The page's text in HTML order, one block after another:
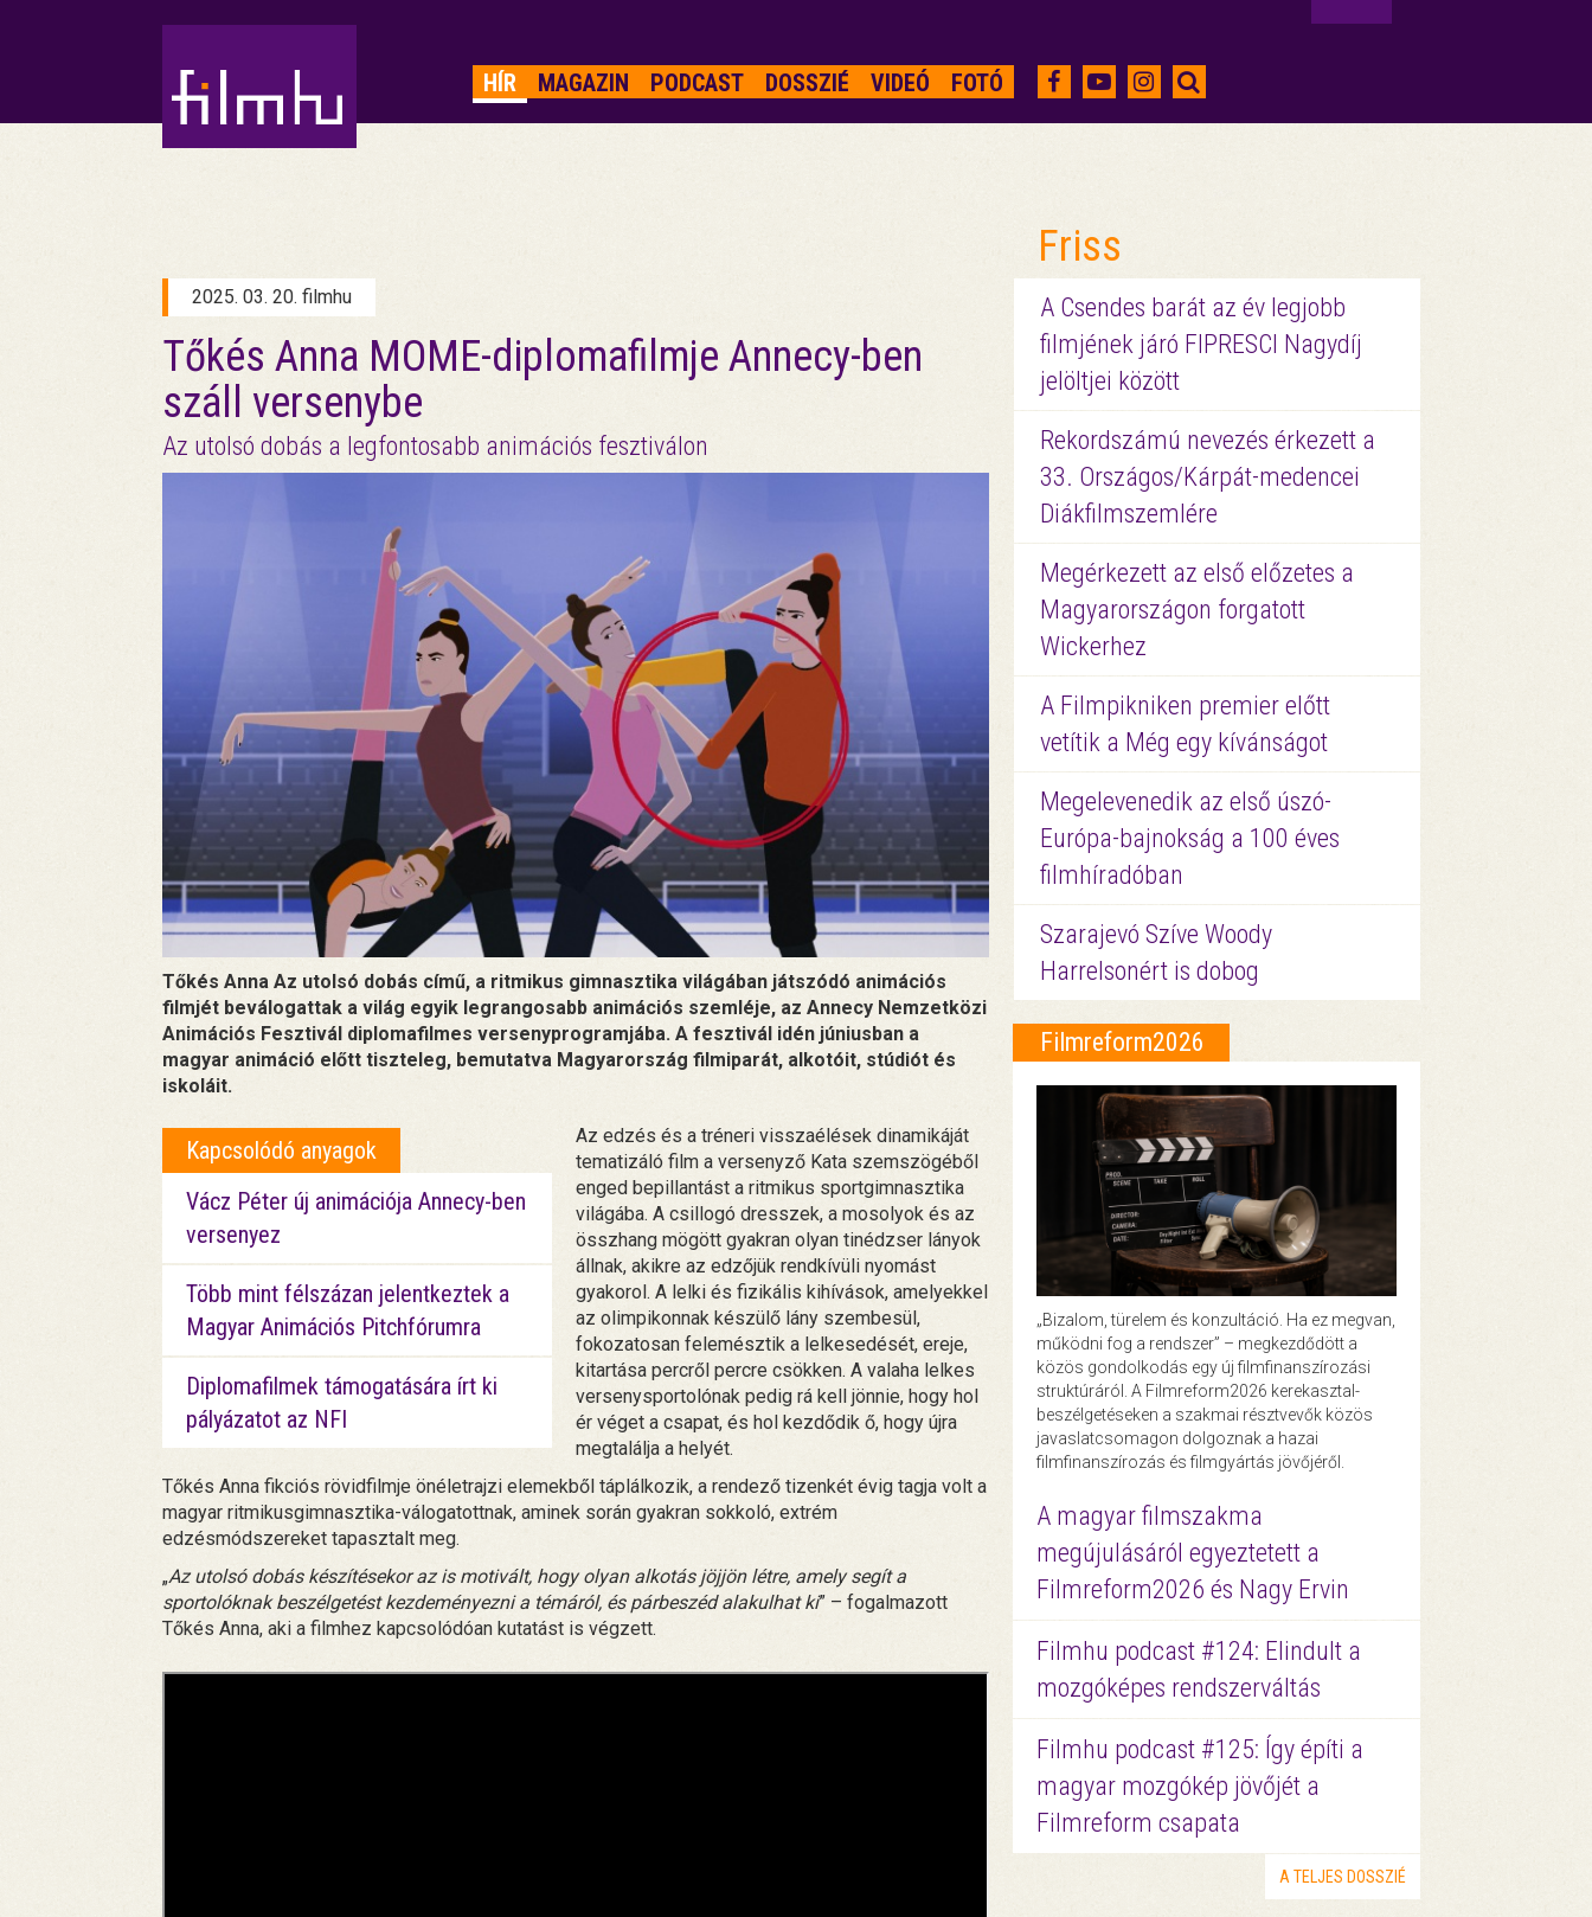
HÍR MAGAZIN PODCAST DOSSZIÉ VIDEÓ FOTÓ
2025. 03. 20. filmhu
Tőkés Anna MOME-diplomafilmje Annecy-ben
száll versenybe
Az utolsó dobás a legfontosabb animációs fesztiválon
Tőkés Anna Az utolsó dobás című, a ritmikus gimnasztika világában játszódó animációs
filmjét beválogattak a világ egyik legrangosabb animációs szemléje, az Annecy Nemzetközi
Animációs Fesztivál diplomafilmes versenyprogramjába. A fesztivál idén júniusban a
magyar animáció előtt tiszteleg, bemutatva Magyarország filmiparát, alkotóit, stúdiót és
iskoláit.
Kapcsolódó anyagok
Vácz Péter új animációja Annecy-ben
versenyez
Több mint félszázan jelentkeztek a
Magyar Animációs Pitchfórumra
Diplomafilmek támogatására írt ki
pályázatot az NFI
Az edzés és a tréneri visszaélések dinamikáját
tematizáló film a versenyző Kata szemszögéből
enged bepillantást a ritmikus sportgimnasztika
világába. A csillogó dresszek, a mosolyok és az
összhang mögött gyakran olyan tinédzser lányok
állnak, akikre az edzőjük rendkívüli nyomást
gyakorol. A lelki és fizikális kihívások, amelyekkel
az olimpikonnak készülő lány szembesül,
fokozatosan felemésztik a lelkesedését, ereje,
kitartása percről percre csökken. A valaha lelkes
versenysportolónak pedig rá kell jönnie, hogy hol
ér véget a csapat, és hol kezdődik ő, hogy újra
megtalálja a helyét.
Tőkés Anna fikciós rövidfilmje önéletrajzi elemekből táplálkozik, a rendező tizenkét évig tagja volt a
magyar ritmikusgimnasztika-válogatottnak, aminek során gyakran sokkoló, extrém
edzésmódszereket tapasztalt meg.
„Az utolsó dobás készítésekor az is motivált, hogy olyan alkotás jöjjön létre, amely segít a
sportolóknak beszélgetést kezdeményezni a témáról, és párbeszéd alakulhat ki” – fogalmazott
Tőkés Anna, aki a filmhez kapcsolódóan kutatást is végzett.
Friss
A Csendes barát az év legjobb
filmjének járó FIPRESCI Nagydíj
jelöltjei között
Rekordszámú nevezés érkezett a
33. Országos/Kárpát-medencei
Diákfilmszemlére
Megérkezett az első előzetes a
Magyarországon forgatott
Wickerhez
A Filmpikniken premier előtt
vetítik a Még egy kívánságot
Megelevenedik az első úszó-
Európa-bajnokság a 100 éves
filmhíradóban
Szarajevó Szíve Woody
Harrelsonért is dobog
Filmreform2026
„Bizalom, türelem és konzultáció. Ha ez megvan,
működni fog a rendszer” – megkezdődött a
közös gondolkodás egy új filmfinanszírozási
struktúráról. A Filmreform2026 kerekasztal-
beszélgetéseken a szakmai résztvevők közös
javaslatcsomagon dolgoznak a hazai
filmfinanszírozás és filmgyártás jövőjéről.
A magyar filmszakma
megújulásáról egyeztetett a
Filmreform2026 és Nagy Ervin
Filmhu podcast #124: Elindult a
mozgóképes rendszerváltás
Filmhu podcast #125: Így építi a
magyar mozgókép jövőjét a
Filmreform csapata
A TELJES DOSSZIÉ